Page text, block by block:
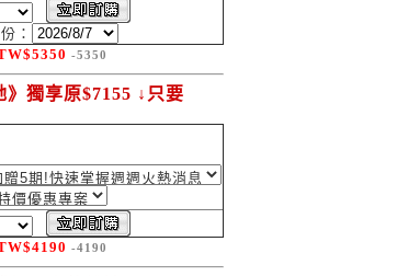
：
5350 -5350
》獨享原$7155 ↓只要
4190 -4190